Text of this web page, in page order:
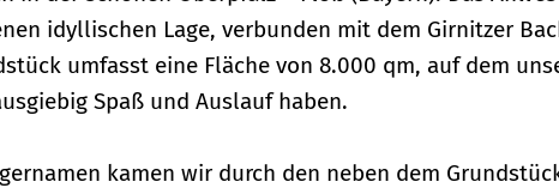
idyllischen Lage, verbunden mit dem Girnitzer
umfasst eine Fläche von 8.000 qm, auf dem
Spaß und Auslauf haben.
kamen wir durch den neben dem